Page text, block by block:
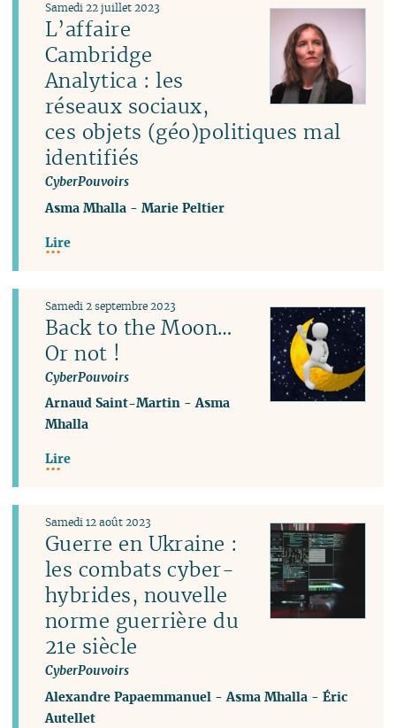
L’affaire
Cambridge
Analytica : les
réseaux sociaux,
ces objets (géo)politiques mal
identifiés
CyberPouvoirs
Samedi 22 juillet 2023
Asma Mhalla -Marie Peltier
Lire
Back to the Moon…
Or not !
CyberPouvoirs
Samedi 2 septembre 2023
Arnaud Saint-Martin -Asma
Mhalla
Lire
Guerre en Ukraine :
les combats cyber-
hybrides, nouvelle
norme guerrière du
21e siècle
CyberPouvoirs
Samedi 12 août 2023
Alexandre Papaemmanuel -Asma Mhalla -Éric
Autellet